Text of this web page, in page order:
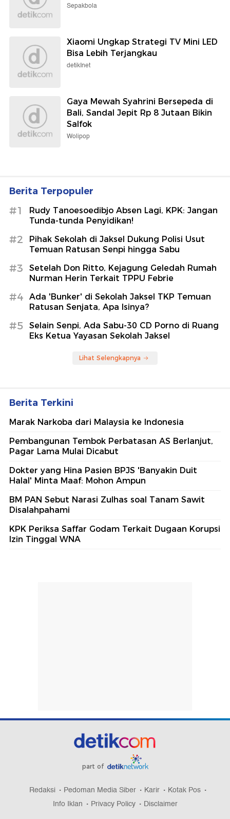
Sepakbola
Xiaomi Ungkap Strategi TV Mini LED
Bisa Lebih Terjangkau
detikInet
Gaya Mewah Syahrini Bersepeda di
Bali, Sandal Jepit Rp 8 Jutaan Bikin
Salfok
Wolipop
Berita Terpopuler
#1
Rudy Tanoesoedibjo Absen Lagi, KPK: Jangan
Tunda-tunda Penyidikan!
#2
Pihak Sekolah di Jaksel Dukung Polisi Usut
Temuan Ratusan Senpi hingga Sabu
#3
Setelah Don Ritto, Kejagung Geledah Rumah
Nurman Herin Terkait TPPU Febrie
#4
Ada 'Bunker' di Sekolah Jaksel TKP Temuan
Ratusan Senjata, Apa Isinya?
#5
Selain Senpi, Ada Sabu-30 CD Porno di Ruang
Eks Ketua Yayasan Sekolah Jaksel
Lihat Selengkapnya
Berita Terkini
Marak Narkoba dari Malaysia ke Indonesia
Pembangunan Tembok Perbatasan AS Berlanjut,
Pagar Lama Mulai Dicabut
Dokter yang Hina Pasien BPJS 'Banyakin Duit
Halal' Minta Maaf: Mohon Ampun
BM PAN Sebut Narasi Zulhas soal Tanam Sawit
Disalahpahami
KPK Periksa Saffar Godam Terkait Dugaan Korupsi
Izin Tinggal WNA
part of
Redaksi Pedoman Media Siber Karir
Kotak Pos
Info Iklan
Privacy Policy Disclaimer